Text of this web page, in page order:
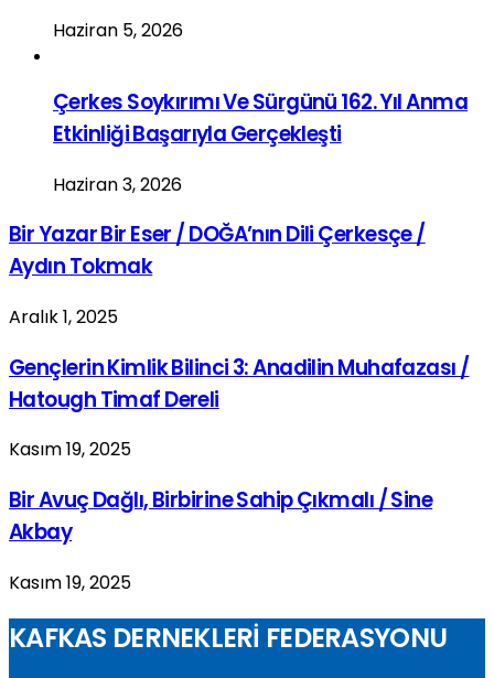
Haziran 5, 2026
Çerkes Soykırımı Ve Sürgünü 162. Yıl Anma
Etkinliği Başarıyla Gerçekleşti
Haziran 3, 2026
Bir Yazar Bir Eser / DOĞA’nın Dili Çerkesçe /
Aydın Tokmak
Aralık 1, 2025
Gençlerin Kimlik Bilinci 3: Anadilin Muhafazası /
Hatough Timaf Dereli
Kasım 19, 2025
Bir Avuç Dağlı, Birbirine Sahip Çıkmalı / Sine
Akbay
Kasım 19, 2025
KAFKAS DERNEKLERİ FEDERASYONU